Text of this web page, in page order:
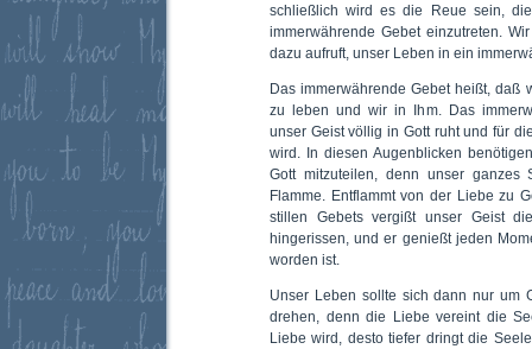
schließlich wird es die Reue sein,
immerwährende Gebet einzutreten.
dazu aufruft, unser Leben in ein
Das immerwährende Gebet heißt, daß
zu leben und wir in Ihm. Das
unser Geist völlig in Gott ruht und für
wird. In diesen Augenblicken
Gott mitzuteilen, denn unser
Flamme. Entflammt von der Liebe zu
stillen Gebets vergißt unser Geist
hingerissen, und er genießt jeden
worden ist.
Unser Leben sollte sich dann nur um
drehen, denn die Liebe vereint die
Liebe wird, desto tiefer dringt die